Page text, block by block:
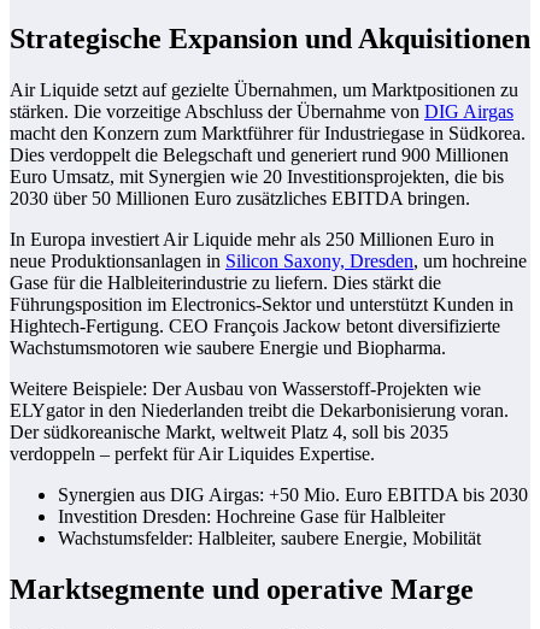
Strategische Expansion und Akquisitionen
Air Liquide setzt auf gezielte Übernahmen, um Marktpositionen zu
stärken. Die vorzeitige Abschluss der Übernahme von DIG Airgas
macht den Konzern zum Marktführer für Industriegase in Südkorea.
Dies verdoppelt die Belegschaft und generiert rund 900 Millionen
Euro Umsatz, mit Synergien wie 20 Investitionsprojekten, die bis
2030 über 50 Millionen Euro zusätzliches EBITDA bringen.
In Europa investiert Air Liquide mehr als 250 Millionen Euro in
neue Produktionsanlagen in Silicon Saxony, Dresden, um hochreine
Gase für die Halbleiterindustrie zu liefern. Dies stärkt die
Führungsposition im Electronics-Sektor und unterstützt Kunden in
Hightech-Fertigung. CEO François Jackow betont diversifizierte
Wachstumsmotoren wie saubere Energie und Biopharma.
Weitere Beispiele: Der Ausbau von Wasserstoff-Projekten wie
ELYgator in den Niederlanden treibt die Dekarbonisierung voran.
Der südkoreanische Markt, weltweit Platz 4, soll bis 2035
verdoppeln – perfekt für Air Liquides Expertise.
Synergien aus DIG Airgas: +50 Mio. Euro EBITDA bis 2030
Investition Dresden: Hochreine Gase für Halbleiter
Wachstumsfelder: Halbleiter, saubere Energie, Mobilität
Marktsegmente und operative Marge